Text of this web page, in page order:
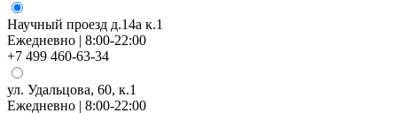
Научный проезд д.14а к.1
Ежедневно | 8:00-22:00
+7 499 460-63-34
ул. Удальцова, 60, к.1
Ежедневно | 8:00-22:00